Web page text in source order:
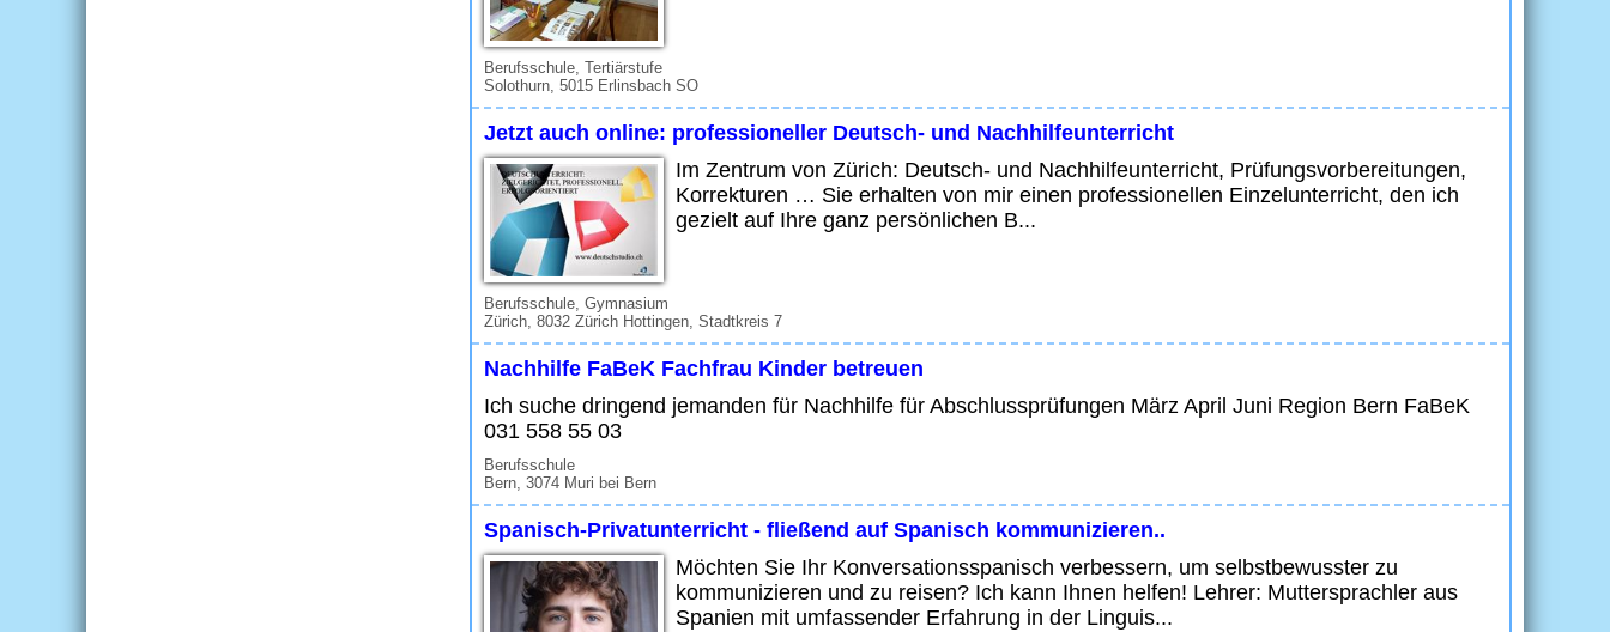
Berufsschule, Tertiärstufe
Solothurn, 5015 Erlinsbach SO
Jetzt auch online: professioneller Deutsch- und Nachhilfeunterricht
Im Zentrum von Zürich: Deutsch- und Nachhilfeunterricht, Prüfungsvorbereitungen,
Korrekturen … Sie erhalten von mir einen professionellen Einzelunterricht, den ich
gezielt auf Ihre ganz persönlichen B...
Berufsschule, Gymnasium
Zürich, 8032 Zürich Hottingen, Stadtkreis 7
Nachhilfe FaBeK Fachfrau Kinder betreuen
Ich suche dringend jemanden für Nachhilfe für Abschlussprüfungen März April Juni Region Bern FaBeK
031 558 55 03
Berufsschule
Bern, 3074 Muri bei Bern
Spanisch-Privatunterricht - fließend auf Spanisch kommunizieren..
Möchten Sie Ihr Konversationsspanisch verbessern, um selbstbewusster zu
kommunizieren und zu reisen? Ich kann Ihnen helfen! Lehrer: Muttersprachler aus
Spanien mit umfassender Erfahrung in der Linguis...